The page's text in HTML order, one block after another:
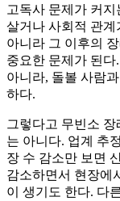
고독사 문제가 커
살거나 사회적 관
아니라 그 이후의
중요한 문제가 된다
아니라, 돌볼 사람
하다.
그렇다고 무빈소 장
는 아니다. 업계 추
장 수 감소만 보면
감소하면서 현장에
이 생기도 한다. 다